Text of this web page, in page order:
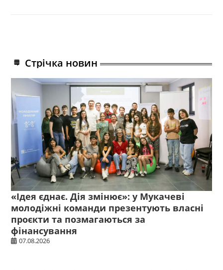
Стрічка новин
«Ідея єднає. Дія змінює»: у Мукачеві
молодіжні команди презентують власні
проєкти та позмагаються за
фінансування
07.08.2026